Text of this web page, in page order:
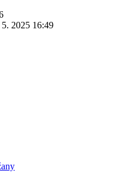
5. 2025 16:49